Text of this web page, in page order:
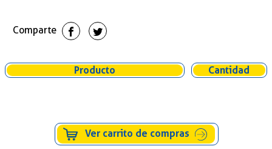
Comparte
Producto Cantidad
Ver carrito de compras